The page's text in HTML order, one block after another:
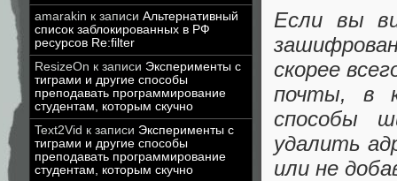
amarakin к записи Альтернативный
список заблокированных в РФ
ресурсов Re:filter
ResizeOn к записи Эксперименты с
тиграми и другие способы
преподавать программирование
студентам, которым скучно
Text2Vid к записи Эксперименты с
тиграми и другие способы
преподавать программирование
студентам, которым скучно
Если вы
скорее
почты, в
способы
удалить
или не